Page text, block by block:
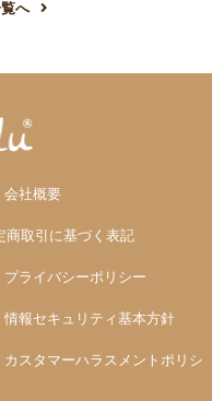
へ
会社概要
商取引に基づく表記
プライバシーポリシー
情報セキュリティ基本方針
カスタマーハラスメントポリシ